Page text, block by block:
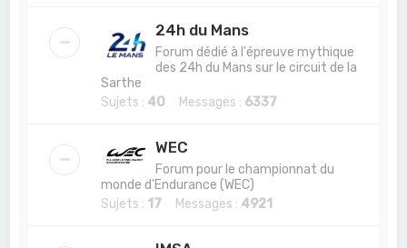
24h du Mans
Forum dédié à l'épreuve mythique
des 24h du Mans sur le circuit de la
Sarthe
Sujets : 40 Messages : 6337
WEC
Forum pour le championnat du
monde d'Endurance (WEC)
Sujets : 17 Messages : 4921